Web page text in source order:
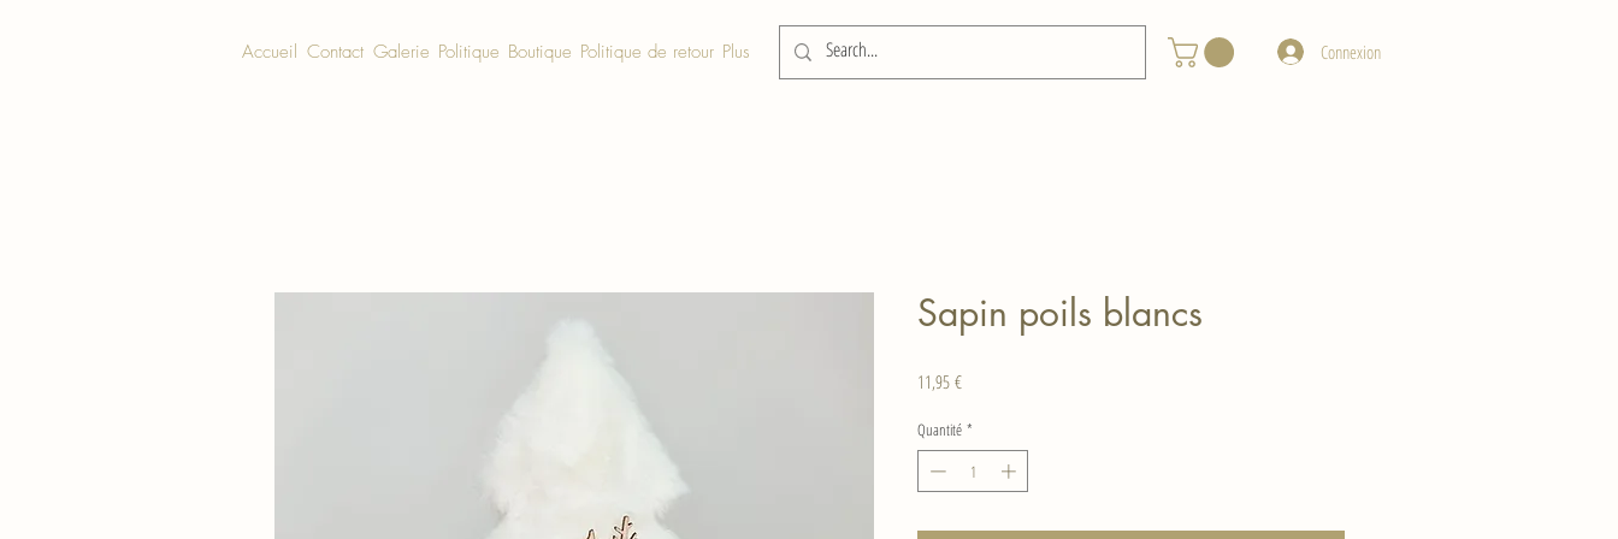
Accueil Contact Galerie Politique Boutique Politique de retour Plus Connexion
Sapin poils blancs
11,95 €Prix
Quantité *